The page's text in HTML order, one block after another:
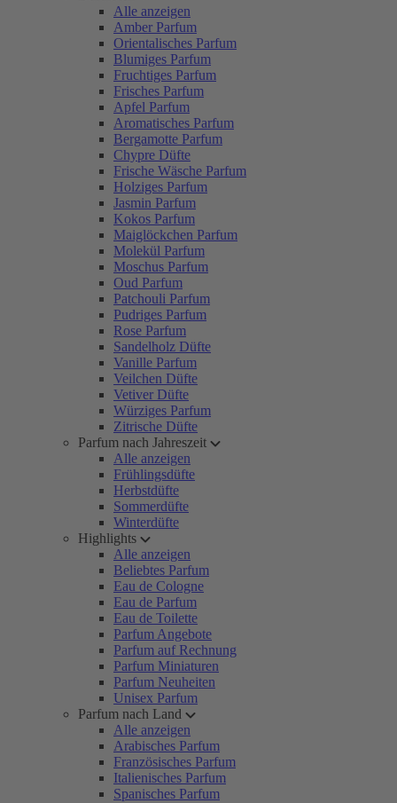
Alle anzeigen
Amber Parfum
Orientalisches Parfum
Blumiges Parfum
Fruchtiges Parfum
Frisches Parfum
Apfel Parfum
Aromatisches Parfum
Bergamotte Parfum
Chypre Düfte
Frische Wäsche Parfum
Holziges Parfum
Jasmin Parfum
Kokos Parfum
Maiglöckchen Parfum
Molekül Parfum
Moschus Parfum
Oud Parfum
Patchouli Parfum
Pudriges Parfum
Rose Parfum
Sandelholz Düfte
Vanille Parfum
Veilchen Düfte
Vetiver Düfte
Würziges Parfum
Zitrische Düfte
Parfum nach Jahreszeit
Alle anzeigen
Frühlingsdüfte
Herbstdüfte
Sommerdüfte
Winterdüfte
Highlights
Alle anzeigen
Beliebtes Parfum
Eau de Cologne
Eau de Parfum
Eau de Toilette
Parfum Angebote
Parfum auf Rechnung
Parfum Miniaturen
Parfum Neuheiten
Unisex Parfum
Parfum nach Land
Alle anzeigen
Arabisches Parfum
Französisches Parfum
Italienisches Parfum
Spanisches Parfum